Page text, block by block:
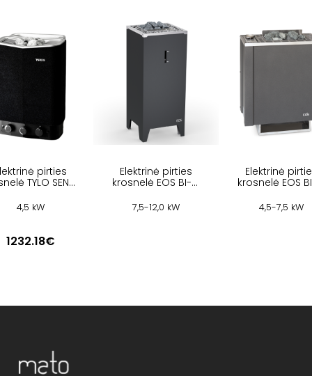
pirties
TYLO SENSE
4,5 kW
1232.18€
Elektrinė pirties
krosnelė EOS BI-O
7,5-12,0 kW
Elektrinė
krosnelė EOS
4,5-7,5 kW